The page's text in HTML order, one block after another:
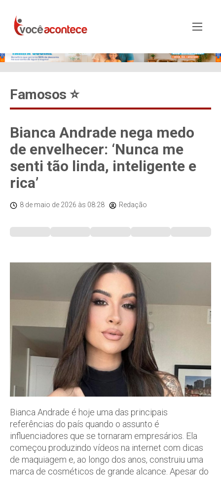
Famosos ⭐️
Bianca Andrade nega medo
de envelhecer: ‘Nunca me
senti tão linda, inteligente e
rica’
8 de maio de 2026 às 08:28 Redação
Bianca Andrade é hoje uma das principais
referências do país quando o assunto é
influenciadores que se tornaram empresários. Ela
começou produzindo vídeos na internet com dicas
de maquiagem e, ao longo dos anos, construiu uma
marca de cosméticos de grande alcance. Apesar do